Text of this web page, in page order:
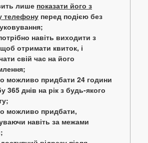
лише показати його з
телефону перед подією без
навіть виходити з
отримати квиток, і
свій час на його
можливо придбати 24 години
365 днів на рік з будь-якого
можливо придбати,
навіть за межами